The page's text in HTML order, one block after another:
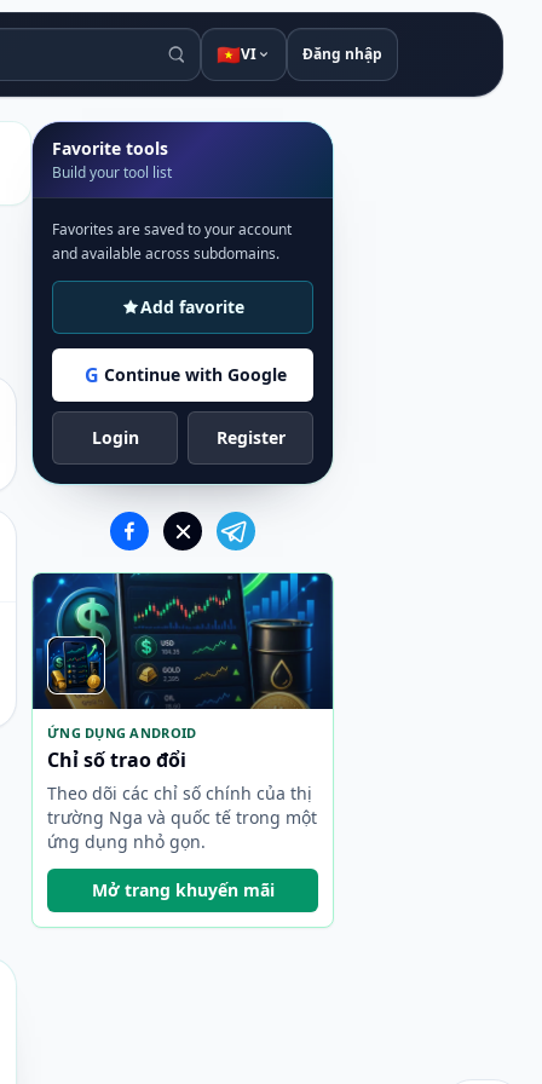
🇻🇳VI Đăng nhập
Favorite tools
Build your tool list
Favorites are saved to your account
and available across subdomains.
Add favorite
G Continue with Google
Login Register
ỨNG DỤNG ANDROID
Chỉ số trao đổi
Theo dõi các chỉ số chính của thị
trường Nga và quốc tế trong một
ứng dụng nhỏ gọn.
Mở trang khuyến mãi